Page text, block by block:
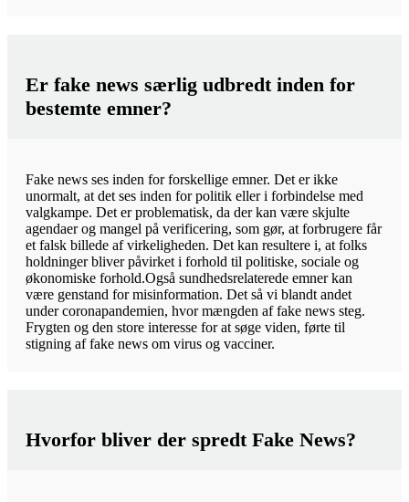
Er fake news særlig udbredt inden for
bestemte emner?
Fake news ses inden for forskellige emner. Det er ikke
unormalt, at det ses inden for politik eller i forbindelse med
valgkampe. Det er problematisk, da der kan være skjulte
agendaer og mangel på verificering, som gør, at forbrugere får
et falsk billede af virkeligheden. Det kan resultere i, at folks
holdninger bliver påvirket i forhold til politiske, sociale og
økonomiske forhold.Også sundhedsrelaterede emner kan
være genstand for misinformation. Det så vi blandt andet
under coronapandemien, hvor mængden af fake news steg.
Frygten og den store interesse for at søge viden, førte til
stigning af fake news om virus og vacciner.
Hvorfor bliver der spredt Fake News?